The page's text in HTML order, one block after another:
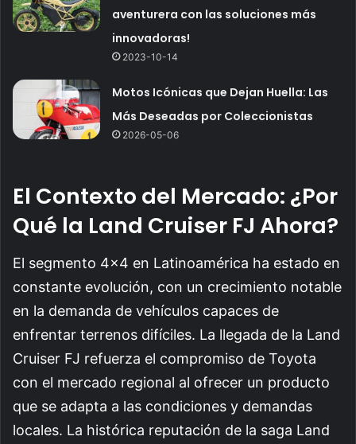
aventurera con las soluciones más
innovadoras!
2023-10-14
Motos Icónicas que Dejan Huella: Las
Más Deseadas por Coleccionistas
2026-05-06
El Contexto del Mercado: ¿Por
Qué la Land Cruiser FJ Ahora?
El segmento 4×4 en Latinoamérica ha estado en
constante evolución, con un crecimiento notable
en la demanda de vehículos capaces de
enfrentar terrenos difíciles. La llegada de la Land
Cruiser FJ refuerza el compromiso de Toyota
con el mercado regional al ofrecer un producto
que se adapta a las condiciones y demandas
locales. La histórica reputación de la saga Land